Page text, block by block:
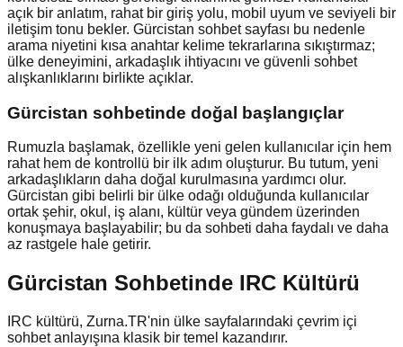
açık bir anlatım, rahat bir giriş yolu, mobil uyum ve seviyeli bir
iletişim tonu bekler. Gürcistan sohbet sayfası bu nedenle
arama niyetini kısa anahtar kelime tekrarlarına sıkıştırmaz;
ülke deneyimini, arkadaşlık ihtiyacını ve güvenli sohbet
alışkanlıklarını birlikte açıklar.
Gürcistan sohbetinde doğal başlangıçlar
Rumuzla başlamak, özellikle yeni gelen kullanıcılar için hem
rahat hem de kontrollü bir ilk adım oluşturur. Bu tutum, yeni
arkadaşlıkların daha doğal kurulmasına yardımcı olur.
Gürcistan gibi belirli bir ülke odağı olduğunda kullanıcılar
ortak şehir, okul, iş alanı, kültür veya gündem üzerinden
konuşmaya başlayabilir; bu da sohbeti daha faydalı ve daha
az rastgele hale getirir.
Gürcistan Sohbetinde IRC Kültürü
IRC kültürü, Zurna.TR'nin ülke sayfalarındaki çevrim içi
sohbet anlayışına klasik bir temel kazandırır.